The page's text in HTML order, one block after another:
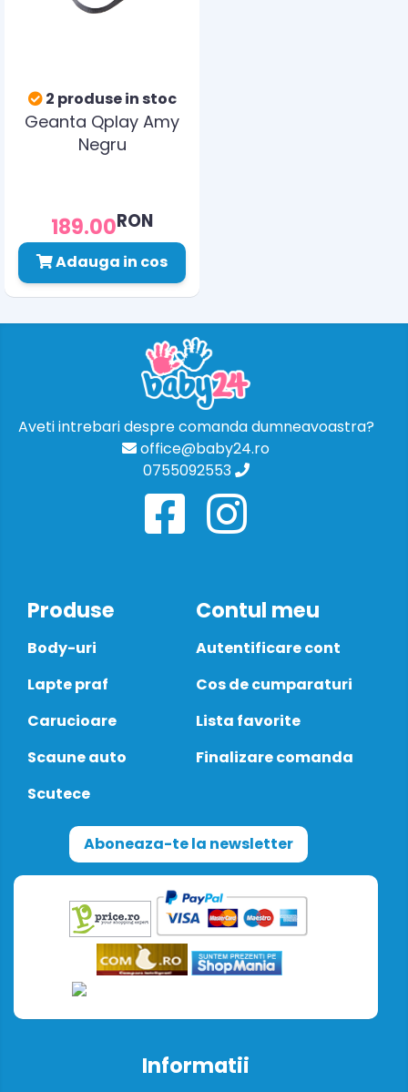
2 produse in stoc
Geanta Qplay Amy
Negru
189.00RON
Adauga in cos
Aveti intrebari despre comanda dumneavoastra?
office@baby24.ro
0755092553
Produse
Body-uri
Lapte praf
Carucioare
Scaune auto
Scutece
Contul meu
Autentificare cont
Cos de cumparaturi
Lista favorite
Finalizare comanda
Aboneaza-te la newsletter
Informatii